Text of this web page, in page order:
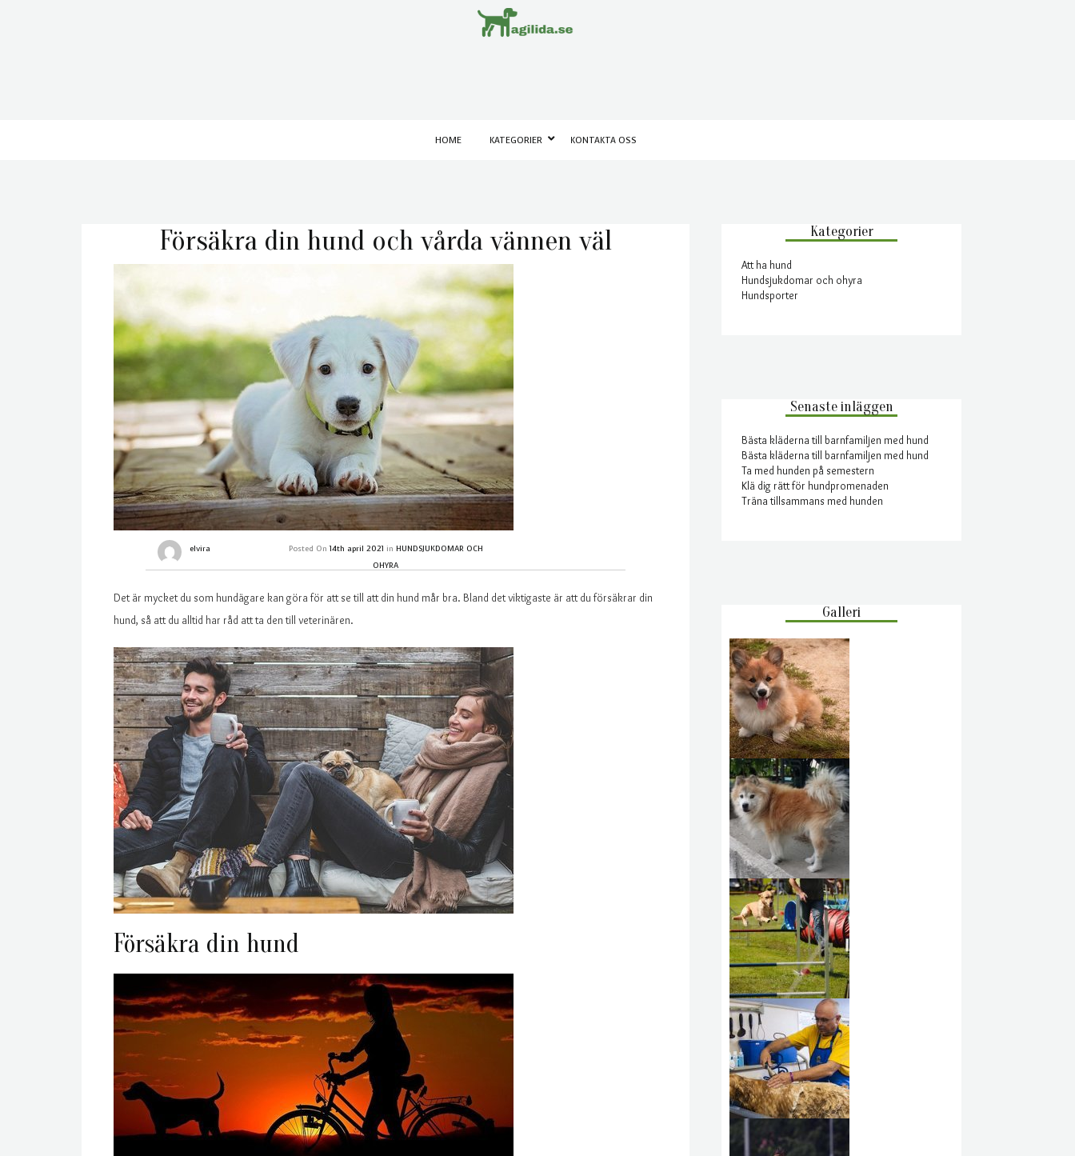
HOME KATEGORIER KONTAKTA OSS
Försäkra din hund och vårda vännen väl
elvira Posted On14th april 2021 in HUNDSJUKDOMAR OCH
OHYRA
Det är mycket du som hundägare kan göra för att se till att din hund mår bra. Bland det viktigaste är att du försäkrar din
hund, så att du alltid har råd att ta den till veterinären.
Försäkra din hund
Kategorier
Att ha hund
Hundsjukdomar och ohyra
Hundsporter
Senaste inläggen
Bästa kläderna till barnfamiljen med hund
Bästa kläderna till barnfamiljen med hund
Ta med hunden på semestern
Klä dig rätt för hundpromenaden
Träna tillsammans med hunden
Galleri